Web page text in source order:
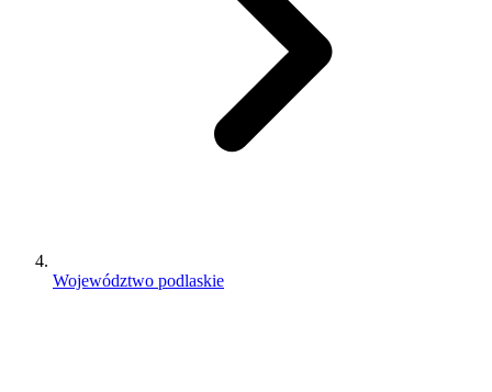
Województwo podlaskie